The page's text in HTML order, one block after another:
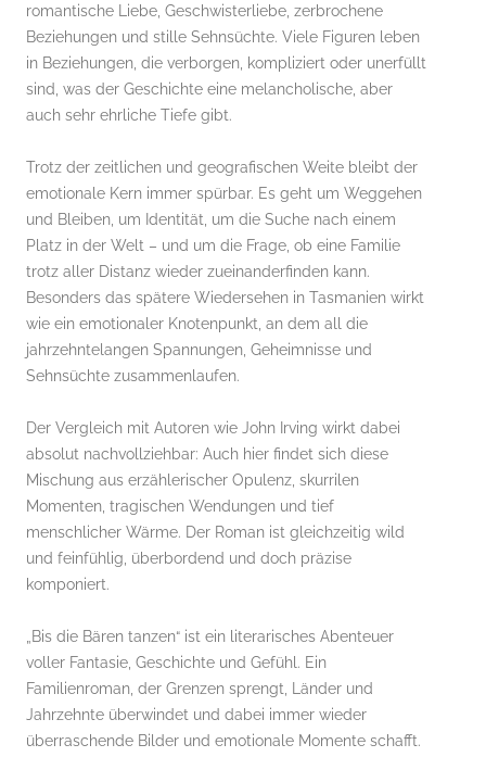
romantische Liebe, Geschwisterliebe, zerbrochene
Beziehungen und stille Sehnsüchte. Viele Figuren leben
in Beziehungen, die verborgen, kompliziert oder unerfüllt
sind, was der Geschichte eine melancholische, aber
auch sehr ehrliche Tiefe gibt.
Trotz der zeitlichen und geografischen Weite bleibt der
emotionale Kern immer spürbar. Es geht um Weggehen
und Bleiben, um Identität, um die Suche nach einem
Platz in der Welt – und um die Frage, ob eine Familie
trotz aller Distanz wieder zueinanderfinden kann.
Besonders das spätere Wiedersehen in Tasmanien wirkt
wie ein emotionaler Knotenpunkt, an dem all die
jahrzehntelangen Spannungen, Geheimnisse und
Sehnsüchte zusammenlaufen.
Der Vergleich mit Autoren wie John Irving wirkt dabei
absolut nachvollziehbar: Auch hier findet sich diese
Mischung aus erzählerischer Opulenz, skurrilen
Momenten, tragischen Wendungen und tief
menschlicher Wärme. Der Roman ist gleichzeitig wild
und feinfühlig, überbordend und doch präzise
komponiert.
„Bis die Bären tanzen“ ist ein literarisches Abenteuer
voller Fantasie, Geschichte und Gefühl. Ein
Familienroman, der Grenzen sprengt, Länder und
Jahrzehnte überwindet und dabei immer wieder
überraschende Bilder und emotionale Momente schafft.